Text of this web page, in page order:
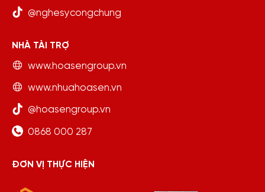
@nghesycongchung
NHÀ TÀI TRỢ
www.hoasengroup.vn
www.nhuahoasen.vn
@hoasengroup.vn
0868 000 287
ĐƠN VỊ THỰC HIỆN